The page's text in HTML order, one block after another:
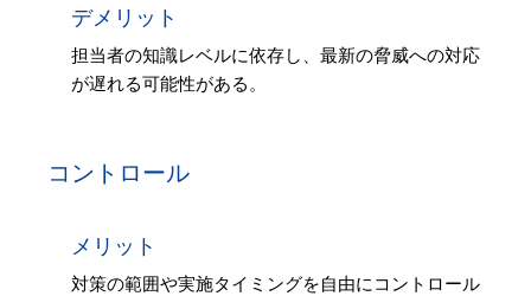
デメリット
担当者の知識レベルに依存し、最新の脅威への対応
が遅れる可能性がある。
コントロール
メリット
対策の範囲や実施タイミングを自由にコントロール